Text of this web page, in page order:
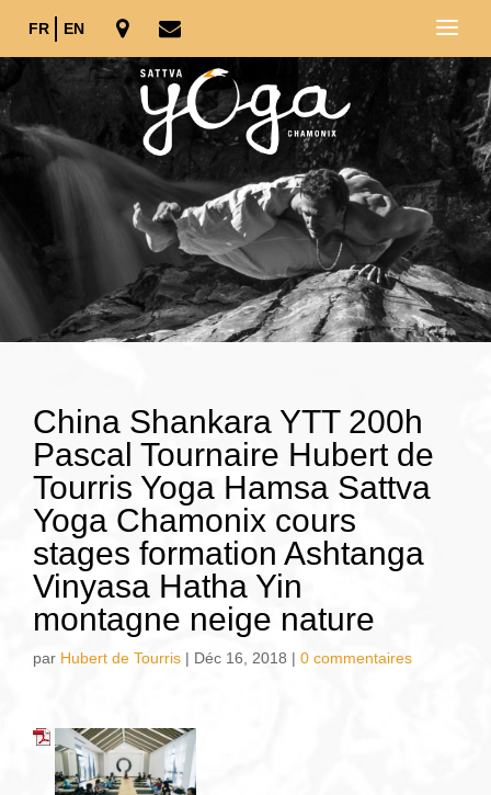
FR EN
China Shankara YTT 200h
Pascal Tournaire Hubert de
Tourris Yoga Hamsa Sattva
Yoga Chamonix cours
stages formation Ashtanga
Vinyasa Hatha Yin
montagne neige nature
par Hubert de Tourris | Déc 16, 2018 | 0 commentaires